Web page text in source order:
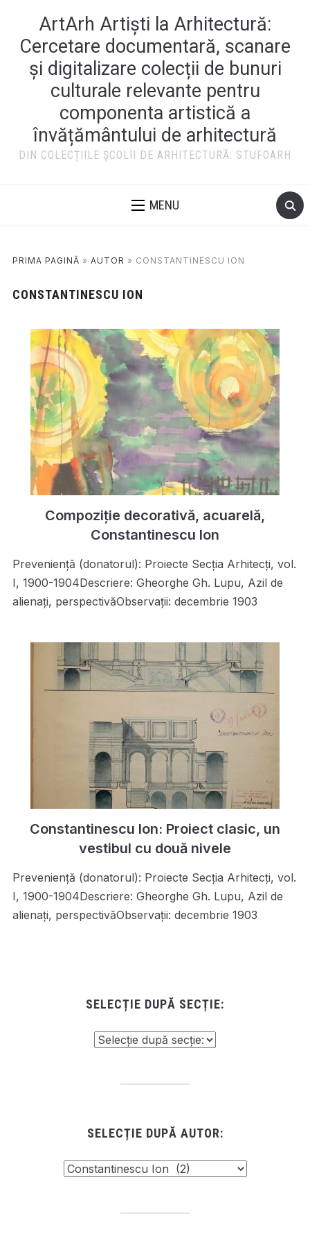
ArtArh Artiști la Arhitectură:
Cercetare documentară, scanare
și digitalizare colecții de bunuri
culturale relevante pentru
componenta artistică a
învățământului de arhitectură
DIN COLECȚIILE ȘCOLII DE ARHITECTURĂ: STUFOARH
MENU
PRIMA PAGINĂ » AUTOR » CONSTANTINESCU ION
CONSTANTINESCU ION
Compoziție decorativă, acuarelă,
Constantinescu Ion
Preveniență (donatorul): Proiecte Secţia Arhitecţi, vol.
I, 1900-1904Descriere: Gheorghe Gh. Lupu, Azil de
alienaţi, perspectivăObservații: decembrie 1903
Constantinescu Ion: Proiect clasic, un
vestibul cu două nivele
Preveniență (donatorul): Proiecte Secţia Arhitecţi, vol.
I, 1900-1904Descriere: Gheorghe Gh. Lupu, Azil de
alienaţi, perspectivăObservații: decembrie 1903
SELECȚIE DUPĂ SECȚIE:
SELECȚIE DUPĂ AUTOR: